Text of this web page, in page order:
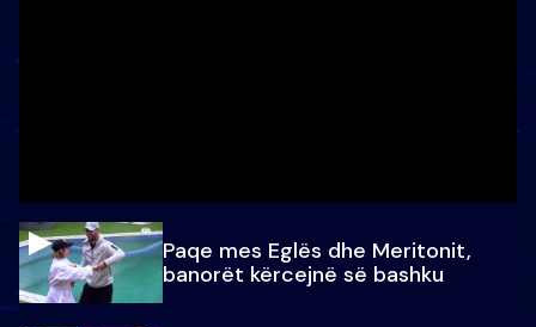
Paqe mes Eglës dhe Meritonit,
banorët kërcejnë së bashku